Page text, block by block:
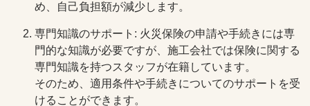
め、自己負担額が減少します。
専門知識のサポート: 火災保険の申請や手続きには専
門的な知識が必要ですが、施工会社では保険に関する
専門知識を持つスタッフが在籍しています。
そのため、適用条件や手続きについてのサポートを受
けることができます。